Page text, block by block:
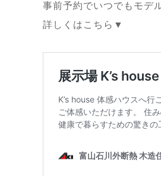
事前予約でいつでもモデ
詳しくはこちら▼